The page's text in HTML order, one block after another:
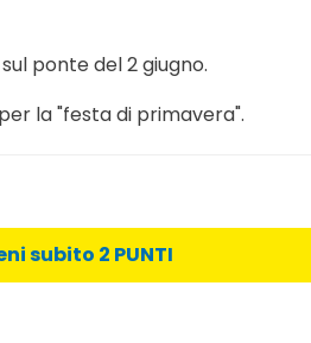
ponte del 2 giugno.
la "festa di primavera".
subito 2 PUNTI